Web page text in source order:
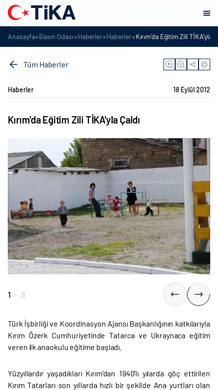
Anasayfa»Basın Odası»Haberler»Haberler»Kırım'da Eğitim Zili TİKA'yla
Tüm Haberler
Haberler 18 Eylül 2012
Kırım'da Eğitim Zili TİKA'yla Çaldı
1 - 8
Türk İşbirliği ve Koordinasyon Ajansı Başkanlığının katkılarıyla
Kırım Özerk Cumhuriyetinde Tatarca ve Ukraynaca eğitim
veren ilk anaokulu eğitime başladı.
Yüzyıllardır yaşadıkları Kırım’dan 1940’lı yılarda göç ettirilen
Kırım Tatarları son yıllarda hızlı bir şekilde Ana yurtları olan